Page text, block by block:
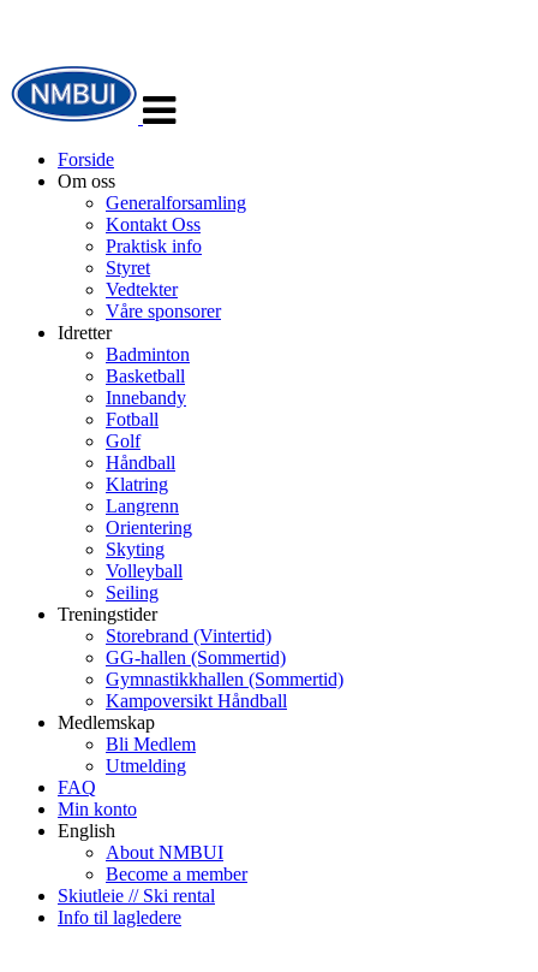
navigasjon
Forside
Om oss
Generalforsamling
Kontakt Oss
Praktisk info
Styret
Vedtekter
Våre sponsorer
Idretter
Badminton
Basketball
Innebandy
Fotball
Golf
Håndball
Klatring
Langrenn
Orientering
Skyting
Volleyball
Seiling
Treningstider
Storebrand (Vintertid)
GG-hallen (Sommertid)
Gymnastikkhallen (Sommertid)
Kampoversikt Håndball
Medlemskap
Bli Medlem
Utmelding
FAQ
Min konto
English
About NMBUI
Become a member
Skiutleie // Ski rental
Info til lagledere